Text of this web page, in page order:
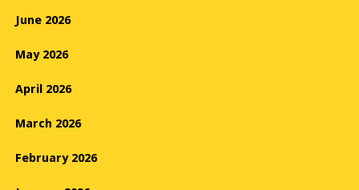
June 2026
May 2026
April 2026
March 2026
February 2026